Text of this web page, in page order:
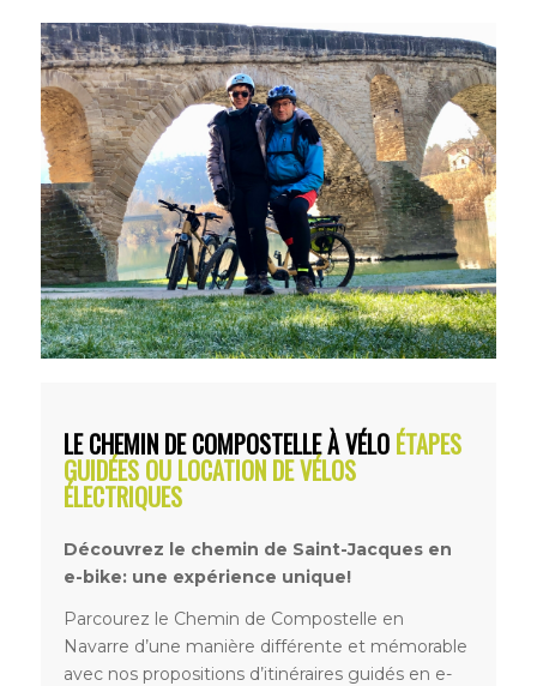
LE CHEMIN DE COMPOSTELLE À VÉLO ÉTAPES
GUIDÉES OU LOCATION DE VÉLOS
ÉLECTRIQUES
Découvrez le chemin de Saint-Jacques en
e-bike: une expérience unique!
Parcourez le Chemin de Compostelle en
Navarre d’une manière différente et mémorable
avec nos propositions d’itinéraires guidés en e-